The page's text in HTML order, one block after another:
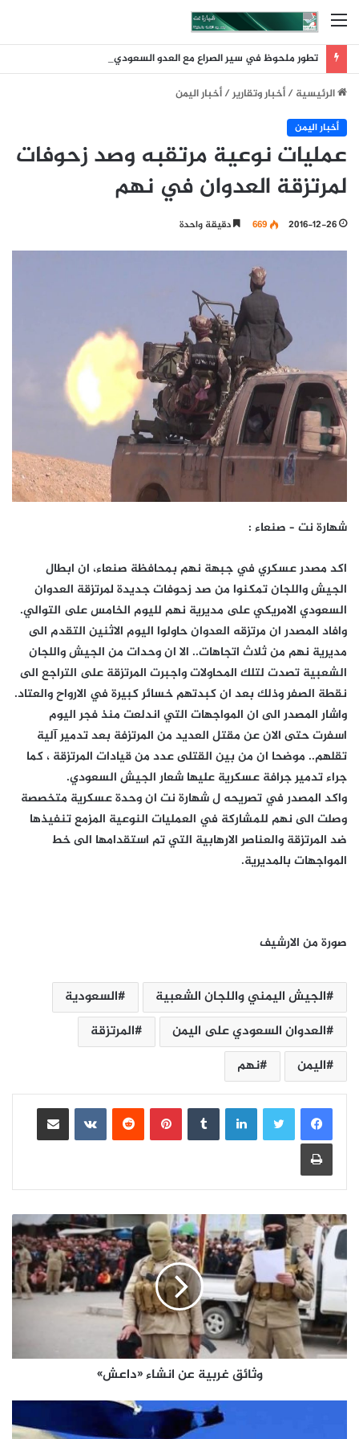
القائمة
الرئيسية/أخبار وتقارير/أخبار اليمن
أخبار اليمن
عمليات نوعية مرتقبه وصد زحوفات
لمرتزقة العدوان في نهم
2016-12-26
669 دقيقة واحدة
شهارة نت – صنعاء :
اكد مصدر عسكري في جبهة نهم بمحافظة صنعاء، ان ابطال
الجيش واللجان تمكنوا من صد زحوفات جديدة لمرتزقة العدوان
السعودي الامريكي على مديرية نهم لليوم الخامس على التوالي.
وافاد المصدر ان مرتزقه العدوان حاولوا اليوم الاثنين التقدم الى
مديرية نهم من ثلاث اتجاهات.. الا ان وحدات من الجيش واللجان
الشعبية تصدت لتلك المحاولات واجبرت المرتزقة على التراجع الى
نقطة الصفر وذلك بعد ان كبدتهم خسائر كبيرة في الارواح والعتاد.
واشار المصدر الى ان المواجهات التي اندلعت منذ فجر اليوم
اسفرت حتى الان عن مقتل العديد من المرتزفة بعد تدمير آلية
تقلهم.. موضحا ان من بين القتلى عدد من قيادات المرتزقة ، كما
جراء تدمير جرافة عسكرية عليها شعار الجيش السعودي.
واكد المصدر في تصريحه ل شهارة نت ان وحدة عسكرية متخصصة
وصلت الى نهم للمشاركة في العمليات النوعية المزمع تنفيذها
ضد المرتزقة والعناصر الارهابية التي تم استقدامها الى خط
المواجهات بالمديرية.
صورة من الارشيف
الجيش اليمني واللجان الشعبية
السعودية
العدوان السعودي على اليمن
المرتزقة
اليمن
نهم
لينكدإن بينتيريست
مشاركة عبر البريد
طباعة
وثائق غربية عن انشاء «داعش»